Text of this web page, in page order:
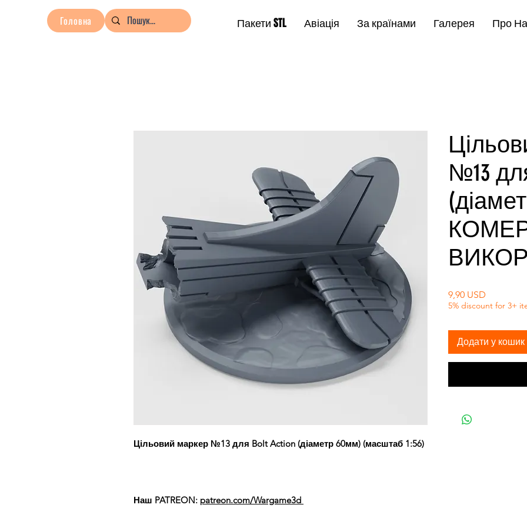
Головна Пакети STL Авіація За країнами Галерея Про
Цільовий маркер №13 для Bolt Action (діаметр 60мм) (масштаб 1:56)
Наш PATREON: patreon.com/Wargame3d
№13
9,90 USD
5% discount for 3+
Додати у кошик